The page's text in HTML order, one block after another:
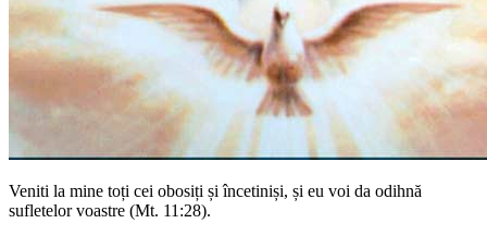
Veniti la mine toți cei obosiți și încetiniși, și eu voi da odihnă
sufletelor voastre (Mt. 11:28).